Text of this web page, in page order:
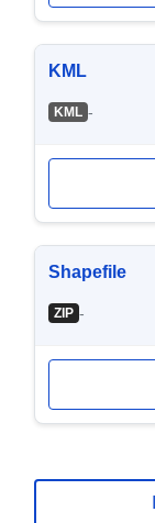
KML
KML -
Shapefile
ZIP -